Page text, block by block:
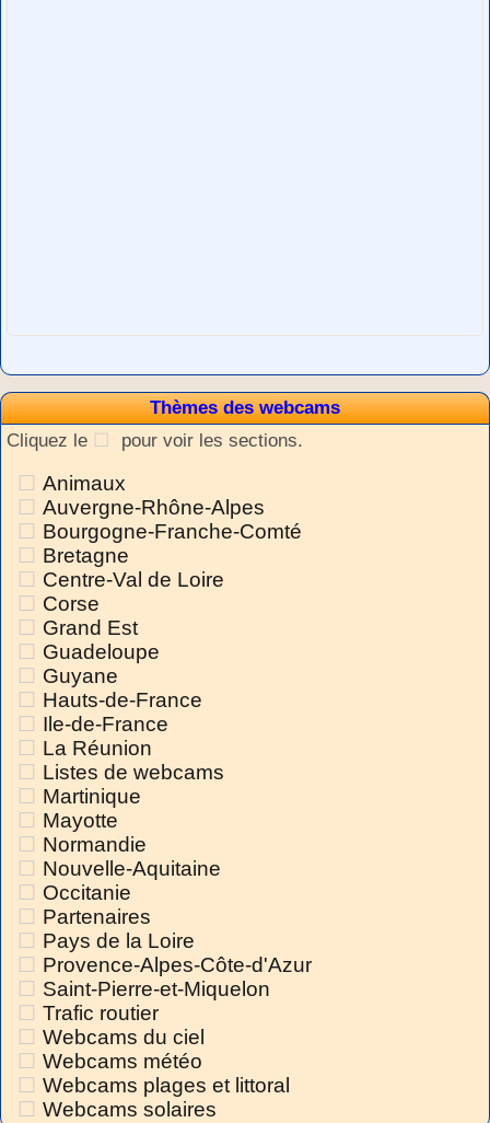
Thèmes des webcams
Cliquez le
pour voir les sections.
Animaux
Auvergne-Rhône-Alpes
Bourgogne-Franche-Comté
Bretagne
Centre-Val de Loire
Corse
Grand Est
Guadeloupe
Guyane
Hauts-de-France
Ile-de-France
La Réunion
Listes de webcams
Martinique
Mayotte
Normandie
Nouvelle-Aquitaine
Occitanie
Partenaires
Pays de la Loire
Provence-Alpes-Côte-d'Azur
Saint-Pierre-et-Miquelon
Trafic routier
Webcams du ciel
Webcams météo
Webcams plages et littoral
Webcams solaires